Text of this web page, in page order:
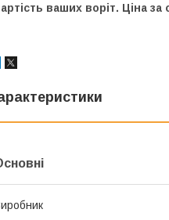
ваших воріт. Ціна